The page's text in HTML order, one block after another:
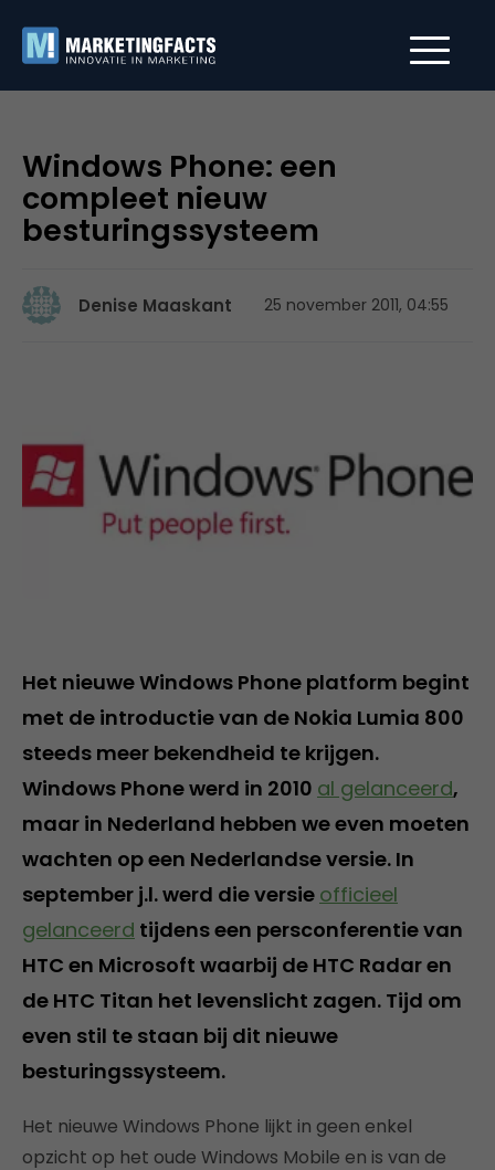
Windows Phone: een
compleet nieuw
besturingssysteem
Denise Maaskant 25 november 2011, 04:55
Het nieuwe Windows Phone platform begint
met de introductie van de Nokia Lumia 800
steeds meer bekendheid te krijgen.
Windows Phone werd in 2010 al gelanceerd,
maar in Nederland hebben we even moeten
wachten op een Nederlandse versie. In
september j.l. werd die versie officieel
gelanceerd tijdens een persconferentie van
HTC en Microsoft waarbij de HTC Radar en
de HTC Titan het levenslicht zagen. Tijd om
even stil te staan bij dit nieuwe
besturingssysteem.
Het nieuwe Windows Phone lijkt in geen enkel
opzicht op het oude Windows Mobile en is van de